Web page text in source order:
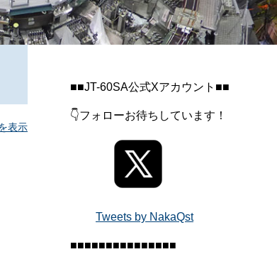
技術シーズ集／知財マップ
プログラム・データベース成果物一覧
学術機関リポジトリQST-Repository
表示
■■JT-60SA公式Xアカウント■■
👇フォローお待ちしています！
Tweets by NakaQst
■■■■■■■■■■■■■■■